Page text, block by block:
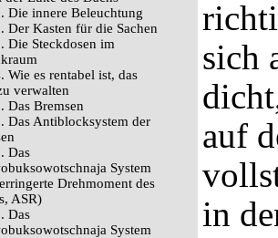
Die innere Beleuchtung
Der Kasten für die Sachen
Die Steckdosen im
Wie es rentabel ist, das
verwalten
Das Bremsen
Das Antiblocksystem der
Das
System
Drehmoment des
ASR)
Das
System
sich
auf
in